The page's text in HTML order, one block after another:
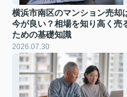
横浜市南区のマンション売却
今が良い？相場を知り高く売
ための基礎知識
2026.07.30